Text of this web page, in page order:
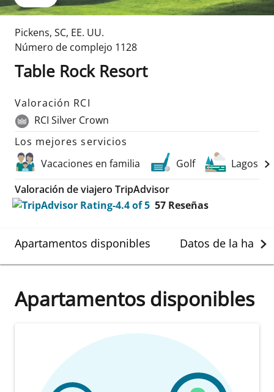
Pickens, SC, EE. UU.
Número de complejo 1128
Table Rock Resort
Valoración RCI
RCI Silver Crown
Los mejores servicios
Vacaciones en familia
Golf
Lagos
Valoración de viajero TripAdvisor
57 Reseñas
Apartamentos disponibles Datos de la
Apartamentos disponibles